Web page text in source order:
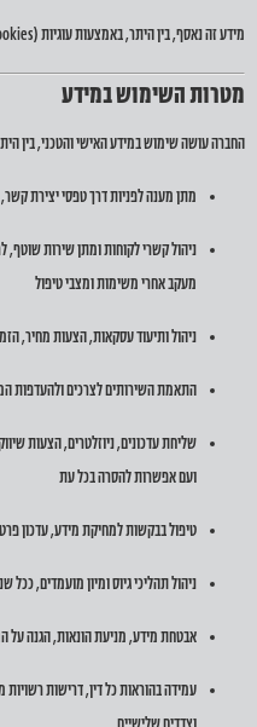
מידע זה נאסף, בין היתר, באמצעות עוגיות (Cookies), כלים אנליטיים ושירותי צד שלישי כמפורט להלן.
מטרות השימוש במידע
החברה עושה שימוש במידע האישי והטכני, בין
מתן מענה לפניות דרך טפסי יצירת
ניהול קשרי לקוחות ומתן שירות
מעקב אחרי משימות ומצבי טיפול
ניהול ותיעוד עסקאות, הצעות מחיר,
התאמת השירותים לצרכים ולהעדפות
שליחת עדכונים, ניוזלטרים, הצעות
ועם אפשרות להסרה בכל עת
טיפול בבקשות למחיקת מידע, עדכון
ניהול תהליכי גיוס ומיון מועמדים,
אבטחת מידע, מניעת הונאות, הגנה על
עמידה בהוראות כל דין, דרישות רשויות